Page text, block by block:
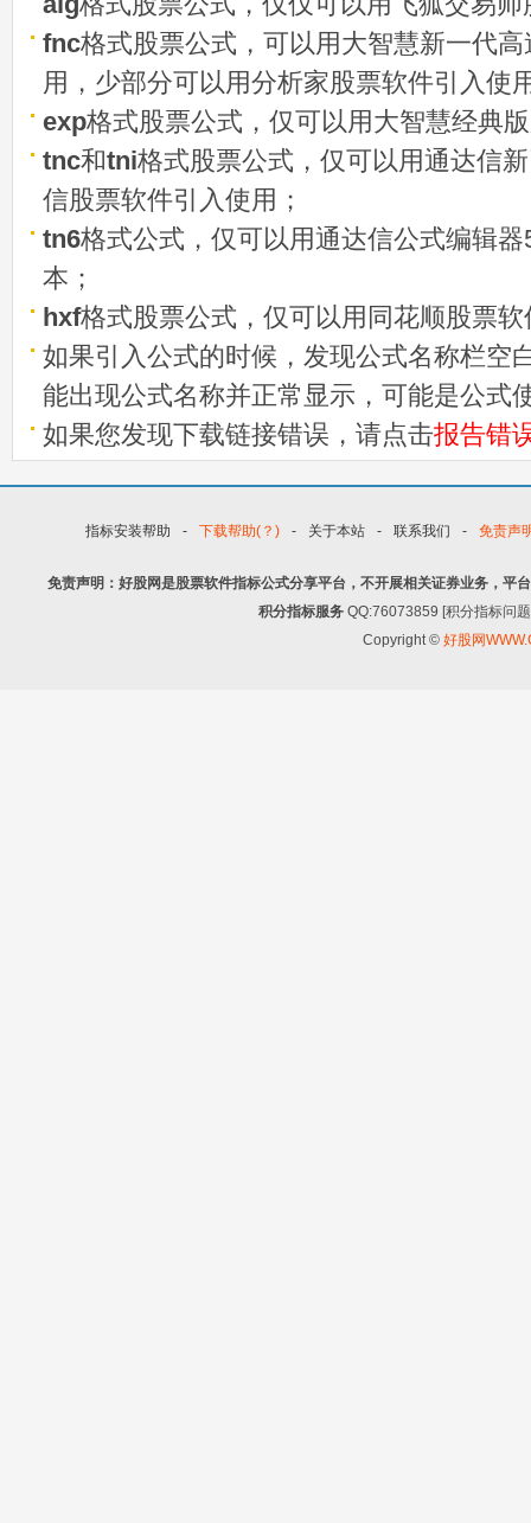
fnc格式股票公式，可以用大智慧新一代
用，少部分可以用分析家股票软件引入使
exp格式股票公式，仅可以用大智慧经典
tnc和tni格式股票公式，仅可以用通达信
信股票软件引入使用；
tn6格式公式，仅可以用通达信公式编辑
本；
hxf格式股票公式，仅可以用同花顺股票
如果引入公式的时候，发现公式名称栏空
能出现公式名称并正常显示，可能是公式
如果您发现下载链接错误，请点击报告错
指标安装帮助 - 下载帮助(？) - 关于本站 - 联系我们 - 免责声
免责声明：好股网是股票软件指标公式分享平台，不开展相关证券业务，平
积分指标服务 QQ:76073859 [积分指标问
Copyright © 好股网